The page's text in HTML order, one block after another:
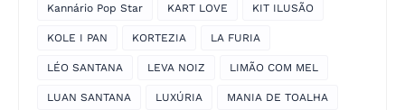
Kannário Pop Star KART LOVE KIT ILUSÃO
KOLE I PAN KORTEZIA LA FURIA
LÉO SANTANA LEVA NOIZ LIMÃO COM MEL
LUAN SANTANA LUXÚRIA MANIA DE TOALHA